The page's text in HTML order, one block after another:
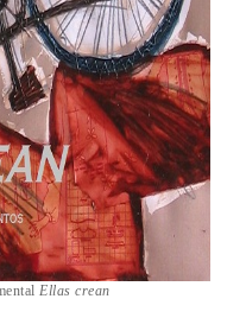
Ellas crean